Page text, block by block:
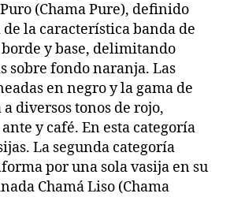
(Chama Pure), definido
la característica banda de
y base, delimitando
sobre fondo naranja. Las
en negro y la gama de
diversos tonos de rojo,
y café. En esta categoría
La segunda categoría
por una sola vasija en su
Chamá Liso (Chama